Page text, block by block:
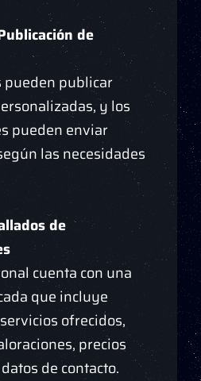
de
pueden publicar
y los
pueden enviar
las necesidades
de
cuenta con una
que incluye
ofrecidos,
precios
de contacto.